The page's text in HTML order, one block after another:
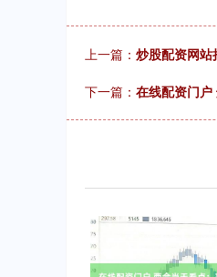
上一篇： 炒股配资网
下一篇： 在线配资门